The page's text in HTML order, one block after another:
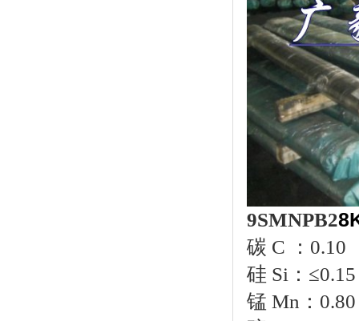
9SMNPB2
碳 C ：0.10
硅 Si：≤0.15
锰 Mn：